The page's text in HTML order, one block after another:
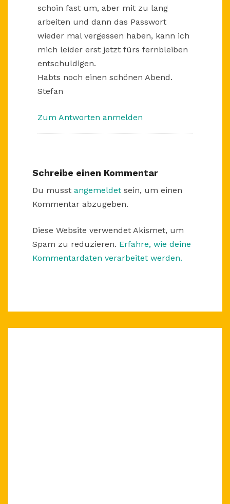
schoin fast um, aber mit zu lang
arbeiten und dann das Passwort
wieder mal vergessen haben, kann ich
mich leider erst jetzt fürs fernbleiben
entschuldigen.
Habts noch einen schönen Abend.
Stefan
Zum Antworten anmelden
Schreibe einen Kommentar
Du musst angemeldet sein, um einen
Kommentar abzugeben.
Diese Website verwendet Akismet, um
Spam zu reduzieren. Erfahre, wie deine
Kommentardaten verarbeitet werden.